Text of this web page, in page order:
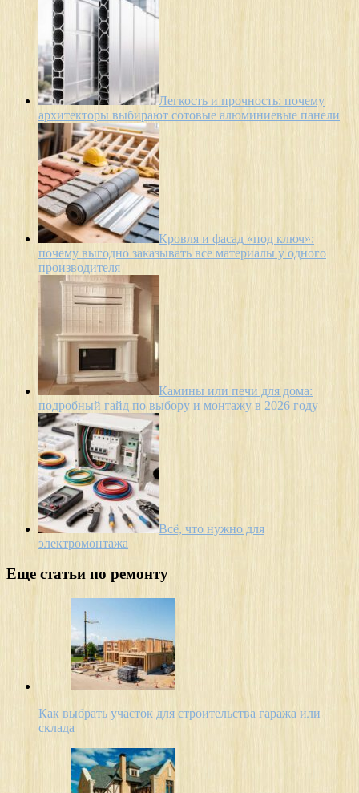
Легкость и прочность: почему
архитекторы выбирают сотовые алюминиевые панели
Кровля и фасад «под ключ»:
почему выгодно заказывать все материалы у одного
производителя
Камины или печи для дома:
подробный гайд по выбору и монтажу в 2026 году
Всё, что нужно для
электромонтажа
Еще статьи по ремонту
Как выбрать участок для строительства гаража или
склада